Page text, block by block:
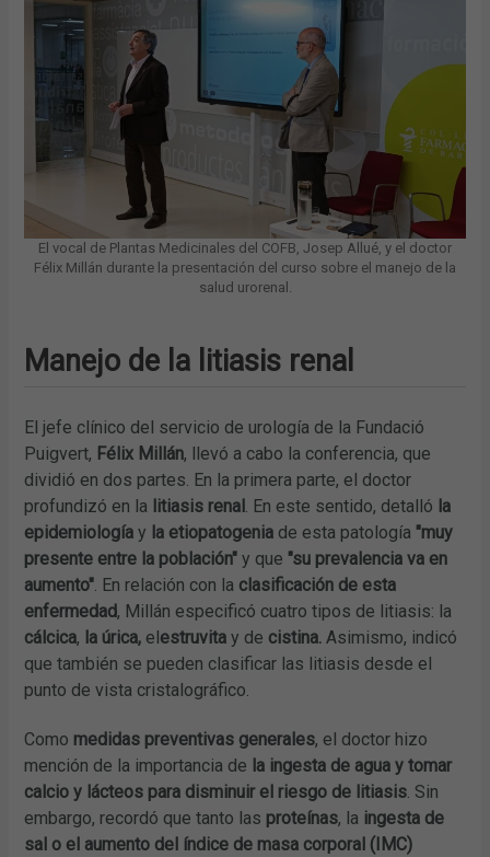
El vocal de Plantas Medicinales del COFB, Josep Allué, y el doctor
Félix Millán durante la presentación del curso sobre el manejo de la
salud urorenal.
Manejo de la litiasis renal
El jefe clínico del servicio de urología de la Fundació
Puigvert, Félix Millán, llevó a cabo la conferencia, que
dividió en dos partes. En la primera parte, el doctor
profundizó en la litiasis renal . En este sentido, detalló la
epidemiología y la etiopatogenia de esta patología "muy
presente entre la población" y que "su prevalencia va en
aumento" . En relación con la clasificación de esta
enfermedad, Millán especificó cuatro tipos de litiasis: la
cálcica, la úrica, elestruvita y de cistina.Asimismo, indicó
que también se pueden clasificar las litiasis desde el
punto de vista cristalográfico.
Como medidas preventivas generales, el doctor hizo
mención de la importancia de la ingesta de agua y tomar
calcio y lácteos para disminuir el riesgo de litiasis. Sin
embargo, recordó que tanto las proteínas, la ingesta de
sal o el aumento del índice de masa corporal (IMC)